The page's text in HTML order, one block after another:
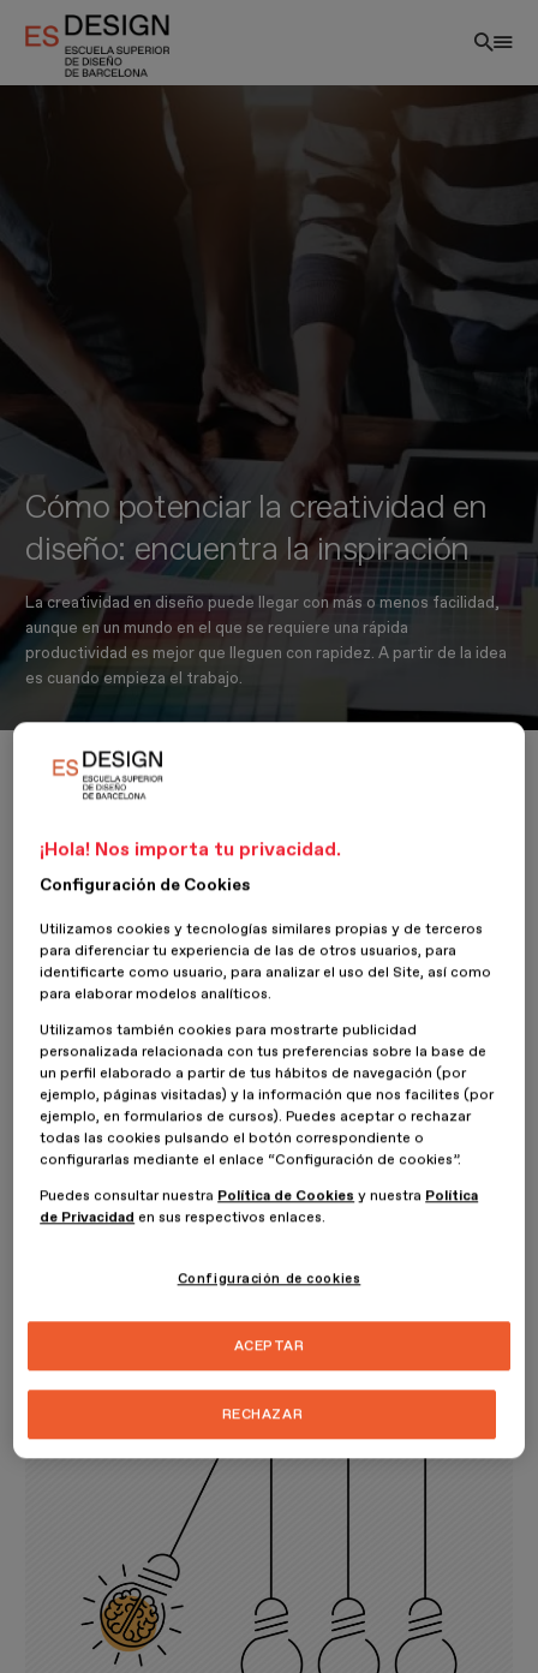
contenido
principal
Cómo potenciar la creatividad en
diseño: encuentra la inspiración
La creatividad en diseño puede llegar con más o menos facilidad,
aunque en un mundo en el que se requiere una rápida
productividad es mejor que lleguen con rapidez. A partir de la idea
es cuando empieza el trabajo.
Inicio Actualidad
Cómo potenciar la creatividad en diseño: encuentra la inspiración
5 Abril 2023Agustín Pérez
Es por eso que no conseguir una que nos satisfaga puede derivar
en frustración. Lo bueno es que podemos seguir unos consejos
para facilitar que lleguen.
Consejos para
conseguir creatividad en el diseño
Juegos para despertar la creatividad
Estos juegospueden realizarse tanto dentro del trabajo como
de nuestro cerebro. A veces solo necesitamos algo de tiempo
son algunos de ellos.
¡Hola! Nos importa tu privacidad.
Configuración de Cookies
Utilizamos cookies y tecnologías similares propias y de terceros
para diferenciar tu experiencia de las de otros usuarios, para
identificarte como usuario, para analizar el uso del Site, así como
para elaborar modelos analíticos.
Utilizamos también cookies para mostrarte publicidad
personalizada relacionada con tus preferencias sobre la base de
un perfil elaborado a partir de tus hábitos de navegación (por
ejemplo, páginas visitadas) y la información que nos facilites (por
ejemplo, en formularios de cursos). Puedes aceptar o rechazar
todas las cookies pulsando el botón correspondiente o
configurarlas mediante el enlace “Configuración de cookies”.
Puedes consultar nuestra Política de Cookies y nuestra Política
de Privacidad en sus respectivos enlaces.
Configuración de cookies
RECHAZAR
ACEPTAR